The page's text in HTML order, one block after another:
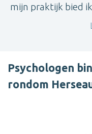
mijn praktijk bied
Psychologen
rondom